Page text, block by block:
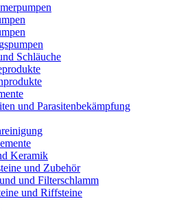
Schläuche
und Parasitenbekämpfung
Keramik
und Zubehör
und Filterschlamm
und Riffsteine